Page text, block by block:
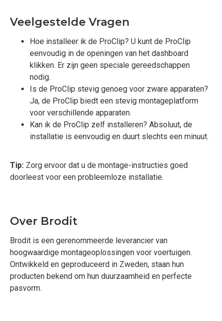
Veelgestelde Vragen
Hoe installeer ik de ProClip? U kunt de ProClip
eenvoudig in de openingen van het dashboard
klikken. Er zijn geen speciale gereedschappen
nodig.
Is de ProClip stevig genoeg voor zware apparaten?
Ja, de ProClip biedt een stevig montageplatform
voor verschillende apparaten.
Kan ik de ProClip zelf installeren? Absoluut, de
installatie is eenvoudig en duurt slechts een minuut.
Tip: Zorg ervoor dat u de montage-instructies goed
doorleest voor een probleemloze installatie.
Over Brodit
Brodit is een gerenommeerde leverancier van
hoogwaardige montageoplossingen voor voertuigen.
Ontwikkeld en geproduceerd in Zweden, staan hun
producten bekend om hun duurzaamheid en perfecte
pasvorm.